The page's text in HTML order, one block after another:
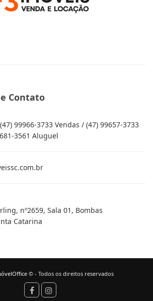
Contato
99966-3733 Vendas / (47) 99657-3733
3561 Aluguel
nº2659, Sala 01, Bombas
Catarina
© - Todos os direitos reservados